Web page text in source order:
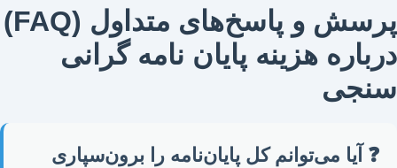
پرسش و پاسخ‌های متداول (FAQ)
درباره هزینه پایان نامه گرانی
سنجی
❓ آیا می‌توانم کل پایان‌نامه را برون‌سپاری